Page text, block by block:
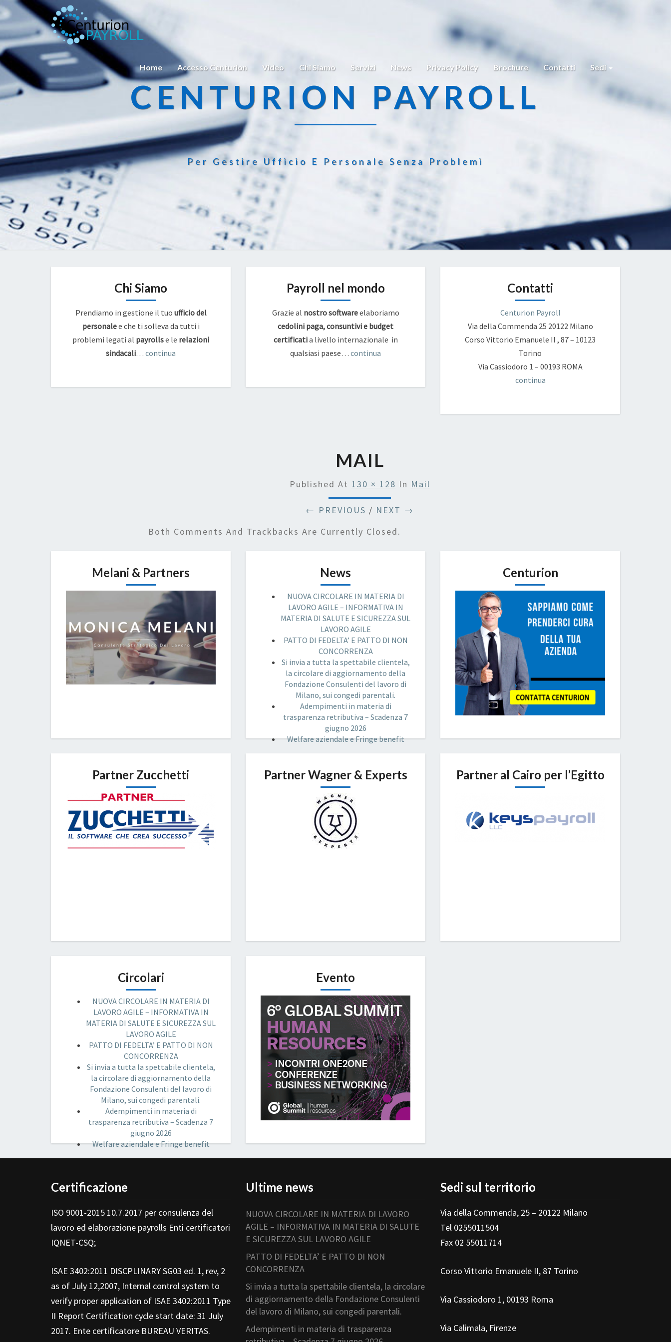
Home Accesso Centurion Video Chi Siamo Servizi News Privacy Policy Brochure Contatti Sedi
CENTURION PAYROLL
Per Gestire Ufficio E Personale Senza Problemi
Chi Siamo
Prendiamo in gestione il tuo ufficio del
personalee che ti solleva da tutti i
problemi legati al payrollse le relazioni
sindacali… continua
Payroll nel mondo
Grazie al nostro softwareelaboriamo
cedolini paga, consuntivi e budget
certificatia livello internazionale in
qualsiasi paese… continua
Contatti
Centurion Payroll
Via della Commenda 25 20122 Milano
Corso Vittorio Emanuele II , 87 – 10123
Torino
Via Cassiodoro 1 – 00193 ROMA
continua
MAIL
Published At 130 × 128 In Mail
← PREVIOUS / NEXT →
Both Comments And Trackbacks Are Currently Closed.
Melani & Partners
Partner Zucchetti
Circolari
NUOVA CIRCOLARE IN MATERIA DI
LAVORO AGILE – INFORMATIVA IN
MATERIA DI SALUTE E SICUREZZA SUL
LAVORO AGILE
PATTO DI FEDELTA’ E PATTO DI NON
CONCORRENZA
Si invia a tutta la spettabile clientela,
la circolare di aggiornamento della
Fondazione Consulenti del lavoro di
Milano, sui congedi parentali.
Adempimenti in materia di
trasparenza retributiva – Scadenza 7
giugno 2026
Welfare aziendale e Fringe benefit
News
NUOVA CIRCOLARE IN MATERIA DI
LAVORO AGILE – INFORMATIVA IN
MATERIA DI SALUTE E SICUREZZA SUL
LAVORO AGILE
PATTO DI FEDELTA’ E PATTO DI NON
CONCORRENZA
Si invia a tutta la spettabile clientela,
la circolare di aggiornamento della
Fondazione Consulenti del lavoro di
Milano, sui congedi parentali.
Adempimenti in materia di
trasparenza retributiva – Scadenza 7
giugno 2026
Welfare aziendale e Fringe benefit
Partner Wagner & Experts
Evento
Centurion
Partner al Cairo per l’Egitto
Certificazione
ISO 9001-2015 10.7.2017 per consulenza del
lavoro ed elaborazione payrolls Enti certificatori
IQNET-CSQ;
ISAE 3402:2011 DISCPLINARY SG03 ed. 1, rev, 2
as of July 12,2007, Internal control system to
verify proper application of ISAE 3402:2011 Type
II Report Certification cycle start date: 31 July
2017. Ente certificatore BUREAU VERITAS.
Ultime news
NUOVA CIRCOLARE IN MATERIA DI LAVORO
AGILE – INFORMATIVA IN MATERIA DI SALUTE
E SICUREZZA SUL LAVORO AGILE
PATTO DI FEDELTA’ E PATTO DI NON
CONCORRENZA
Si invia a tutta la spettabile clientela, la circolare
di aggiornamento della Fondazione Consulenti
del lavoro di Milano, sui congedi parentali.
Adempimenti in materia di trasparenza
Sedi sul territorio
Via della Commenda, 25 – 20122 Milano
Tel 0255011504
Fax 02 55011714
Corso Vittorio Emanuele II, 87 Torino
Via Cassiodoro 1, 00193 Roma
Via Calimala, Firenze